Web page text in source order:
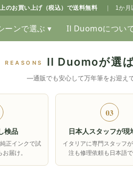
のお買い上げ（税込）で送料無料 1か月
ーンで選ぶ ▾ Il Duomoについ
REASONS Il Duomoが選
―通販でも安心して万年筆をお迎え
検品
正インクで試
届け。
03
日本人スタッフが現
イタリアに専門スタッフ
注も修理依頼も日本語で